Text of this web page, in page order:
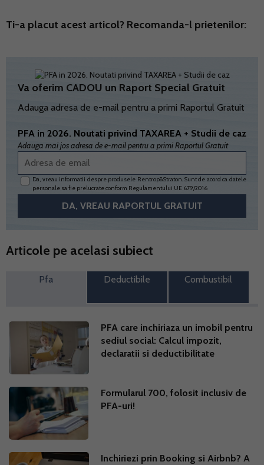
Ti-a placut acest articol? Recomanda-l prietenilor:
Va oferim CADOU un Raport Special Gratuit
Adauga adresa de e-mail pentru a primi Raportul Gratuit
PFA in 2026. Noutati privind TAXAREA + Studii de caz
Adauga mai jos adresa de e-mail pentru a primi Raportul Gratuit
Da, vreau informatii despre produsele Rentrop&Straton. Sunt de acord ca datele
personale sa fie prelucrate conform Regulamentului UE 679/2016
Articole pe acelasi subiect
Pfa Deductibile Combustibil
PFA care inchiriaza un imobil pentru
sediul social: Calcul impozit,
declaratii si deductibilitate
Formularul 700, folosit inclusiv de
PFA-uri!
Inchiriezi prin Booking si Airbnb? A